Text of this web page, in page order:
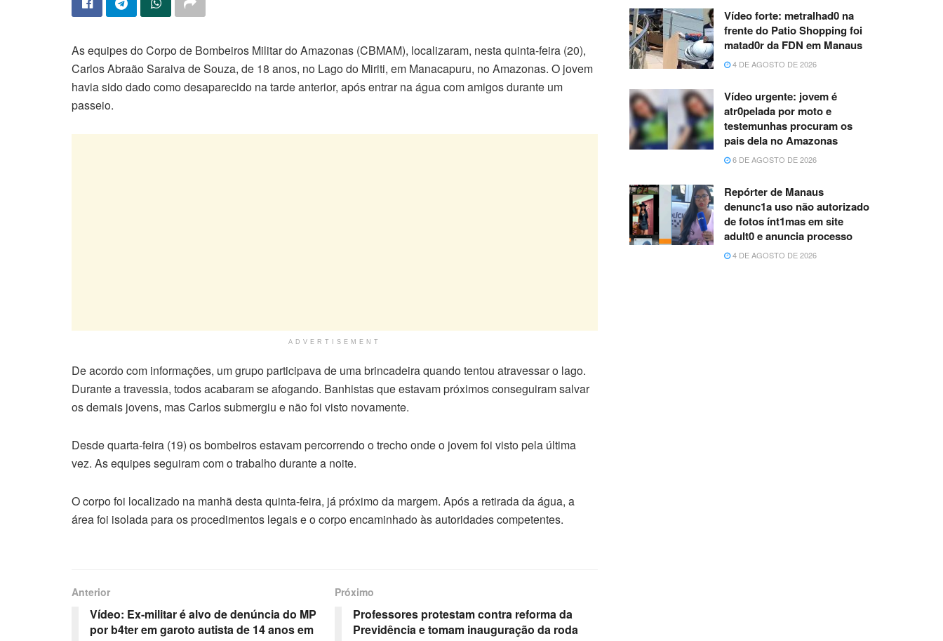
As equipes do Corpo de Bombeiros Militar do Amazonas (CBMAM), localizaram, nesta quinta-feira (20),
Carlos Abraão Saraiva de Souza, de 18 anos, no Lago do Miriti, em Manacapuru, no Amazonas. O jovem
havia sido dado como desaparecido na tarde anterior, após entrar na água com amigos durante um
passeio.
ADVERTISEMENT
De acordo com informações, um grupo participava de uma brincadeira quando tentou atravessar o lago.
Durante a travessia, todos acabaram se afogando. Banhistas que estavam próximos conseguiram salvar
os demais jovens, mas Carlos submergiu e não foi visto novamente.
Desde quarta-feira (19) os bombeiros estavam percorrendo o trecho onde o jovem foi visto pela última
vez. As equipes seguiram com o trabalho durante a noite.
O corpo foi localizado na manhã desta quinta-feira, já próximo da margem. Após a retirada da água, a
área foi isolada para os procedimentos legais e o corpo encaminhado às autoridades competentes.
Anterior
Vídeo: Ex-militar é alvo de denúncia do MP
por b4ter em garoto autista de 14 anos em
Próximo
Professores protestam contra reforma da
Previdência e tomam inauguração da roda
Vídeo forte: metralhad0 na
frente do Patio Shopping foi
matad0r da FDN em Manaus
4 DE AGOSTO DE 2026
Vídeo urgente: jovem é
atr0pelada por moto e
testemunhas procuram os
pais dela no Amazonas
6 DE AGOSTO DE 2026
Repórter de Manaus
denunc1a uso não autorizado
de fotos ínt1mas em site
adult0 e anuncia processo
4 DE AGOSTO DE 2026